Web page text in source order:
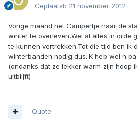
Geplaatst: 21 november 2012
Vorige maand het Campertje naar de
winter te overleven.Wel al alles in orde
te kunnen vertrekken.Tot die tijd ben ik
winterbanden nodig dus..K heb wel n
(ondanks dat ze lekker warm zijn hoop
uitblijft)
Quote